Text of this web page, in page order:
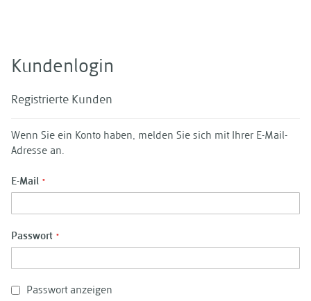
Kundenlogin
Registrierte Kunden
Wenn Sie ein Konto haben, melden Sie sich mit Ihrer E-Mail-
Adresse an.
E-Mail
Passwort
Passwort anzeigen